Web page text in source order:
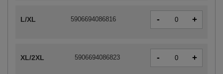
L/XL 5906694086816 - +
XL/2XL 5906694086823 - +